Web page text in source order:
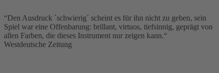
“Den Ausdruck `schwierig´ scheint es für ihn nicht zu geben, sein
Spiel war eine Offenbarung: brillant, virtuos, tiefsinnig, geprägt von
allen Farben, die dieses Instrument nur zeigen kann.“
Westdeutsche Zeitung